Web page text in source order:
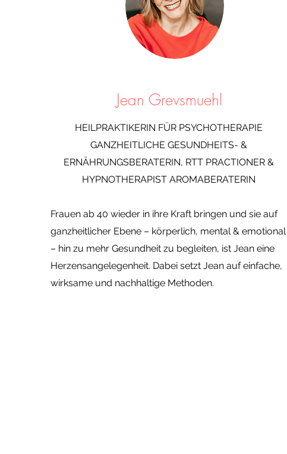
Jean Grevsmuehl
HEILPRAKTIKERIN FÜR PSYCHOTHERAPIE
GANZHEITLICHE GESUNDHEITS- &
ERNÄHRUNGSBERATERIN, RTT PRACTIONER &
HYPNOTHERAPIST AROMABERATERIN
Frauen ab 40 wieder in ihre Kraft bringen und sie auf
ganzheitlicher Ebene – körperlich, mental & emotional
– hin zu mehr Gesundheit zu begleiten, ist Jean eine
Herzensangelegenheit. Dabei setzt Jean auf einfache,
wirksame und nachhaltige Methoden.